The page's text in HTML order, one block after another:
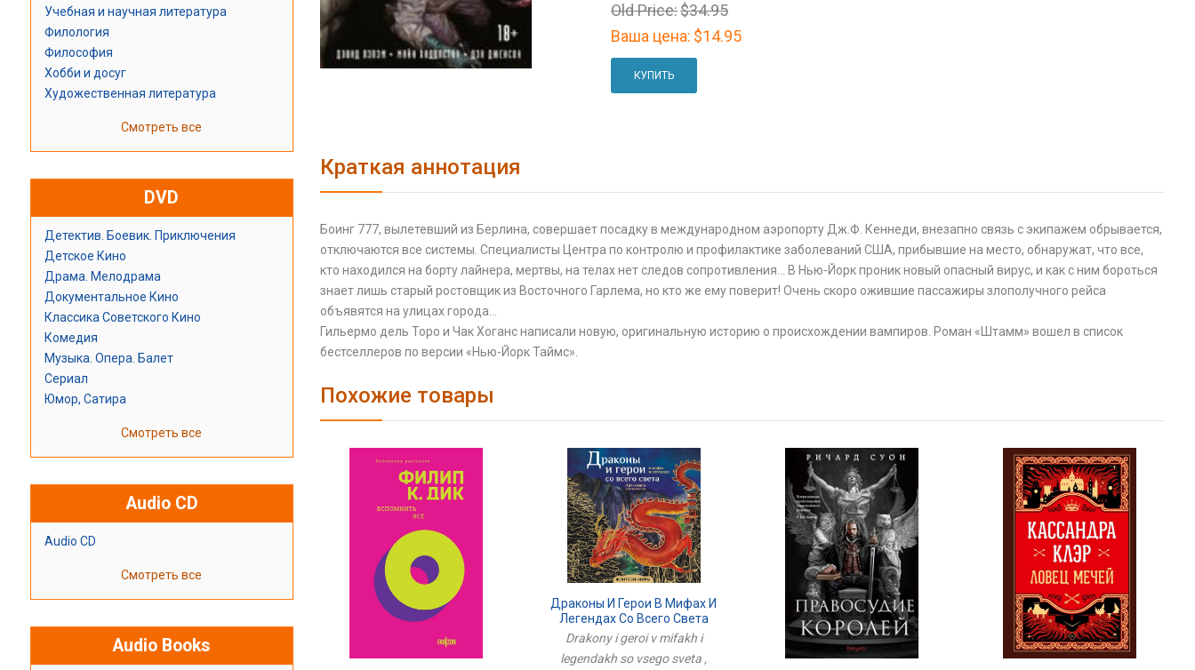
Учебная и научная литература
Филология
Философия
Хобби и досуг
Художественная литература
Смотреть все
DVD
Детектив. Боевик. Приключения
Детское Кино
Драма. Мелодрама
Документальное Кино
Классика Советского Кино
Комедия
Музыка. Опера. Балет
Сериал
Юмор, Сатира
Смотреть все
Audio CD
Audio CD
Смотреть все
Audio Books
Old Price:$34.95
Ваша цена: $14.95
КУПИТЬ
Краткая аннотация
Боинг 777, вылетевший из Берлина, совершает посадку в международном аэропорту Дж.Ф. Кеннеди, внезапно связь с экипажем обрывается,
отключаются все системы. Специалисты Центра по контролю и профилактике заболеваний США, прибывшие на место, обнаружат, что все,
кто находился на борту лайнера, мертвы, на телах нет следов сопротивления… В Нью-Йорк проник новый опасный вирус, и как с ним бороться
знает лишь старый ростовщик из Восточного Гарлема, но кто же ему поверит! Очень скоро ожившие пассажиры злополучного рейса
объявятся на улицах города…
Гильермо дель Торо и Чак Хоганс написали новую, оригинальную историю о происхождении вампиров. Роман «Штамм» вошел в список
бестселлеров по версии «Нью-Йорк Таймс».
Похожие товары
Драконы И Герои В Мифах И
Легендах Со Всего Света
Drakony i geroi v mifakh i
legendakh so vsego sveta ,